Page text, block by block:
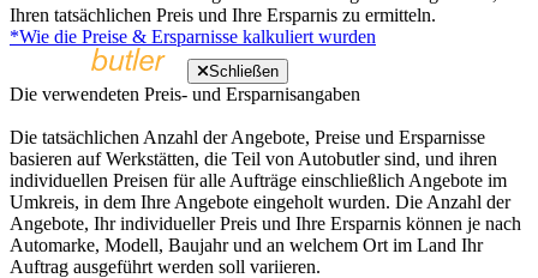
Ihren tatsächlichen Preis und Ihre Ersparnis zu ermitteln.
*Wie die Preise & Ersparnisse kalkuliert wurden
Schließen
Die verwendeten Preis- und Ersparnisangaben
Die tatsächlichen Anzahl der Angebote, Preise und Ersparnisse
basieren auf Werkstätten, die Teil von Autobutler sind, und ihren
individuellen Preisen für alle Aufträge einschließlich Angebote im
Umkreis, in dem Ihre Angebote eingeholt wurden. Die Anzahl der
Angebote, Ihr individueller Preis und Ihre Ersparnis können je nach
Automarke, Modell, Baujahr und an welchem Ort im Land Ihr
Auftrag ausgeführt werden soll variieren.